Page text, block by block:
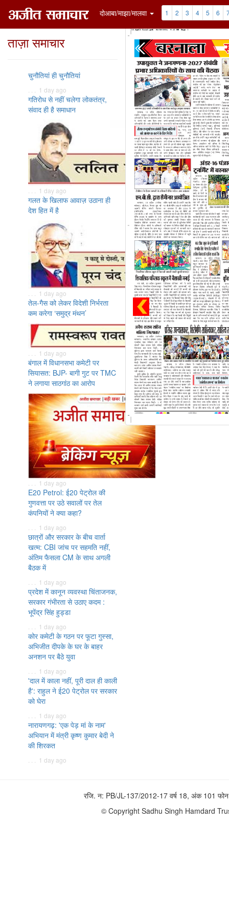
दोआबा/माझा/मालवा 1 2 3 4 5 6
ताज़ा समाचार
चुनौतियां ही चुनौतियां
. . . 1 day ago
गतिरोध से नहीं चलेगा लोकतंत्र,
संवाद ही है समाधान
. . . 1 day ago
गलत के खिलाफ आवाज़ उठाना ही
देश हित में है
. . . 1 day ago
तेल-गैस को लेकर विदेशी निर्भरता
कम करेगा ‘समुद्र मंथन’
. . . 1 day ago
बंगाल में विधानसभा कमेटी पर
सियासत: BJP- बागी गुट पर TMC
ने लगाया साठगांठ का आरोप
. . . 1 day ago
E20 Petrol: ई20 पेट्रोल की
गुणवत्ता पर उठे सवालों पर तेल
कंपनियों ने क्या कहा?
. . . 1 day ago
छात्रों और सरकार के बीच वार्ता
खत्म: CBI जांच पर सहमति नहीं,
अंतिम फैसला CM के साथ अगली
बैठक में
. . . 1 day ago
प्रदेश में कानून व्यवस्था चिंताजनक,
सरकार गंभीरता से उठाए कदम :
भूपेंद्र सिंह हुड्डा
. . . 1 day ago
कोर कमेटी के गठन पर फूटा गुस्सा,
अभिजीत दीपके के घर के बाहर
अनशन पर बैठे युवा
. . . 1 day ago
'दाल में काला नहीं, पूरी दाल ही काली
है': राहुल ने ई20 पेट्रोल पर सरकार
को घेरा
. . . 1 day ago
नारायणगढ़: 'एक पेड़ मां के नाम'
अभियान में मंत्री कृष्ण कुमार बेदी ने
की शिरकत
. . . 1 day ago
रजि. न: PB/JL-137/2012-17 वर्ष 18, अंक 101
© Copyright Sadhu Singh Hamdard